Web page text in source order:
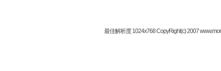
最佳解析度 1024x768 CopyRight(c) 2007